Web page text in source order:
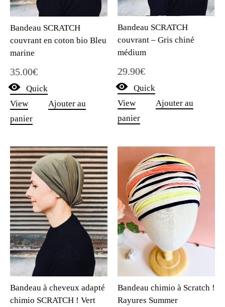
Bandeau SCRATCH
couvrant en coton bio Bleu
marine
35.00€
Quick
View
Ajouter au
panier
Bandeau SCRATCH
couvrant – Gris chiné
médium
29.90€
Quick
View
Ajouter au
panier
Bandeau à cheveux adapté
chimio SCRATCH ! Vert
Bandeau chimio à Scratch !
Rayures Summer